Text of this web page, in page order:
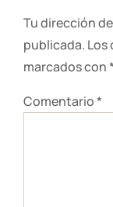
Tu dirección
publicada. Los
marcados con*
Comentario*